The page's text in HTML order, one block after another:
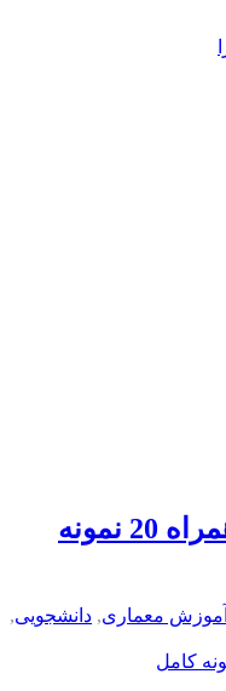
آموزش متره و برآورد به همراه 20 نمونه
آموزش معماری, دانشجویی,